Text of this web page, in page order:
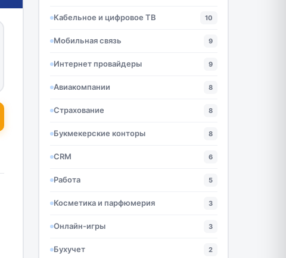
Кабельное и цифровое ТВ 10
Мобильная связь 9
Интернет провайдеры 9
Авиакомпании 8
Страхование 8
Букмекерские конторы 8
CRM 6
Работа 5
Косметика и парфюмерия 3
Онлайн-игры 3
Бухучет 2